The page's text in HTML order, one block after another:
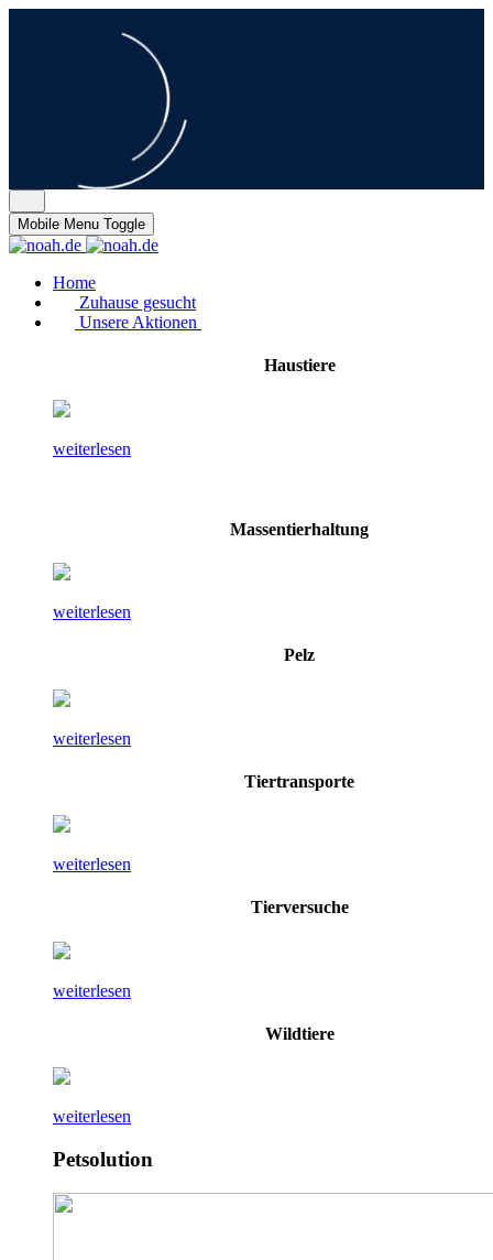
Mobile Menu Toggle
Home
Zuhause gesucht
Unsere Aktionen
Haustiere
weiterlesen
Massentierhaltung
weiterlesen
Pelz
weiterlesen
Tiertransporte
weiterlesen
Tierversuche
weiterlesen
Wildtiere
weiterlesen
Petsolution